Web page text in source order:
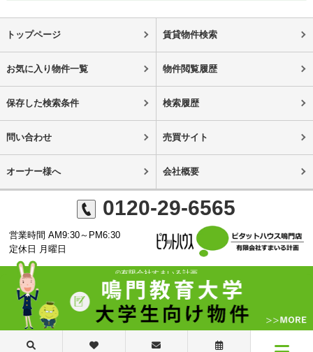
トップページ 賃貸物件検索
お気に入り物件一覧 物件閲覧履歴
保存した検索条件 検索履歴
問い合わせ 売買サイト
オーナー様へ 会社概要
0120-29-6565
営業時間 AM9:30～PM6:30
定休日 月曜日
©有限会社すまいる計画